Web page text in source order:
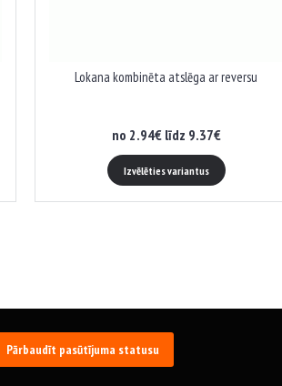
Lokana kombinēta atslēga ar reversu
no 2.94€ līdz 9.37€
Izvēlēties variantus
Pārbaudīt pasūtījuma statusu